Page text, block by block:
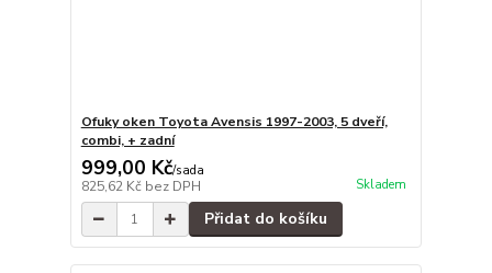
Ofuky oken Toyota Avensis 1997-2003, 5 dveří,
combi, + zadní
999,00 Kč/sada
825,62 Kč bez DPH Skladem
Přidat do košíku